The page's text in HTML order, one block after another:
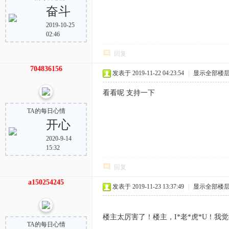
奋斗
2019-10-25
02:46
回复
704836156
TA的每日心情
开心
2020-9-14
15:32
发表于 2019-11-22 04:23:54 显示全部楼
看看呢 支持一下
回复
a150254245
TA的每日心情
发表于 2019-11-23 13:37:49 显示全部楼
楼主太厉害了！楼主，I*老*虎*U！我